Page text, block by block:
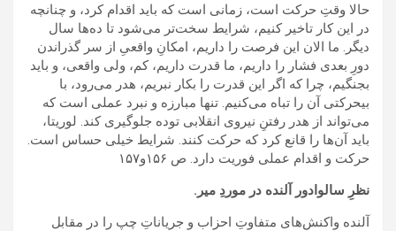
حالا وقتِ حرکت است، زمانی است که باید اقدام کرد، و چنانچه
در این کار تاخیر کنیم، شرایط سخت‌تر می‌شود تا ده‌ها سال
دیگر. ما الان این فرصت را داریم، امکانِ واقعیِ از سر گذراندن
دورِ بعدی فشار را داریم، ما قدرت داریم، کم، ولی واقعی، و باید
بجنگیم، چرا که اگر این قدرت را بکار نبریم، هدر می‌رود، با
بیحرکتی آن را تباه می‌کنیم. تنها مبارزه و نبرد عملی است که
می‌تواند از هدر رفتنِ نیروی انقلابی توده جلوگیری کند. لوریتا،
باید آن‌ها را قانع کرد که حرکت کنند. شرایط خیلی حساس است.
حرکت و اقدام عملی فوریت دارد. ص ۱۵۶و۱۵۷
نظرِ سالوادور آلنده در موردِ میر.
آلنده واکنش‌های متفاوتِ احزاب و جریاناتِ چپ را در مقابل